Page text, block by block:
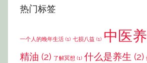
热门标签
一个人的晚年生活 (1) 七损八益 (1) 中医
精油 (2) 了解冥想 (1) 什么是养生 (2)